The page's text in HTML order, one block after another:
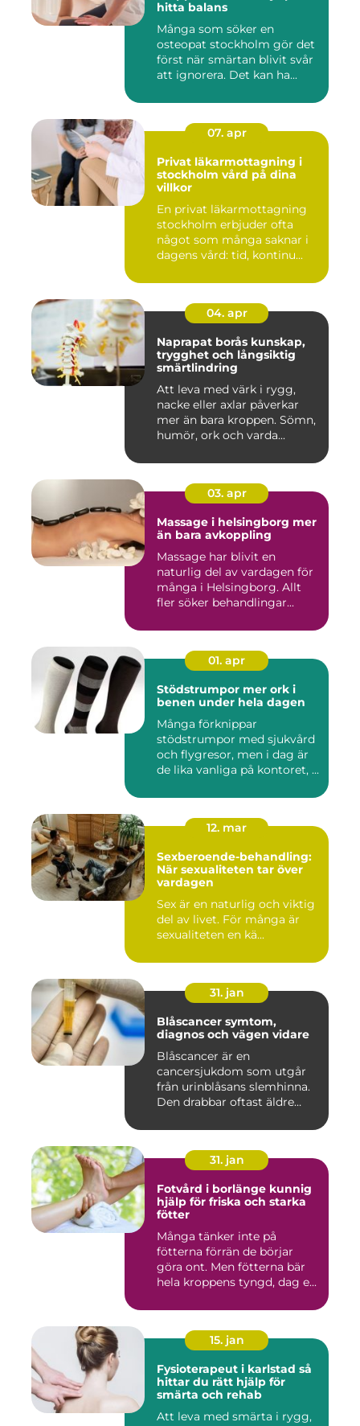
hitta balans
Många som söker en
osteopat stockholm gör det
först när smärtan blivit svår
att ignorera. Det kan ha...
07. apr
Privat läkarmottagning i
stockholm vård på dina
villkor
En privat läkarmottagning
stockholm erbjuder ofta
något som många saknar i
dagens vård: tid, kontinu...
04. apr
Naprapat borås kunskap,
trygghet och långsiktig
smärtlindring
Att leva med värk i rygg,
nacke eller axlar påverkar
mer än bara kroppen. Sömn,
humör, ork och varda...
03. apr
Massage i helsingborg mer
än bara avkoppling
Massage har blivit en
naturlig del av vardagen för
många i Helsingborg. Allt
fler söker behandlingar...
01. apr
Stödstrumpor mer ork i
benen under hela dagen
Många förknippar
stödstrumpor med sjukvård
och flygresor, men i dag är
de lika vanliga på kontoret, ...
12. mar
Sexberoende-behandling:
När sexualiteten tar över
vardagen
Sex är en naturlig och viktig
del av livet. För många är
sexualiteten en kä...
31. jan
Blåscancer symtom,
diagnos och vägen vidare
Blåscancer är en
cancersjukdom som utgår
från urinblåsans slemhinna.
Den drabbar oftast äldre
31. jan
Fotvård i borlänge kunnig
hjälp för friska och starka
fötter
Många tänker inte på
fötterna förrän de börjar
göra ont. Men fötterna bär
hela kroppens tyngd, dag e...
15. jan
Fysioterapeut i karlstad så
hittar du rätt hjälp för
smärta och rehab
Att leva med smärta i rygg,